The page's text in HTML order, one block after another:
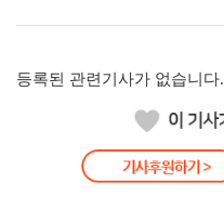
등록된 관련기사가 없습니다.